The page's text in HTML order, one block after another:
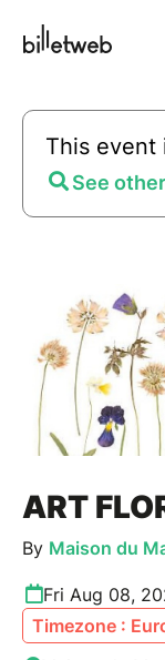
This event
See
ART
By Maison du
Fri Aug 08,
Timezone :